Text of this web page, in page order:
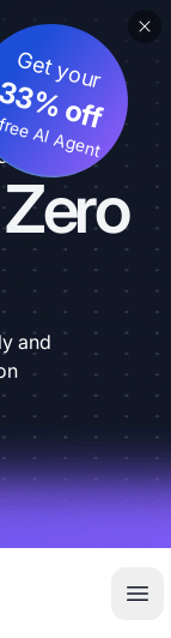
Get your
33% off
AI Agent
and